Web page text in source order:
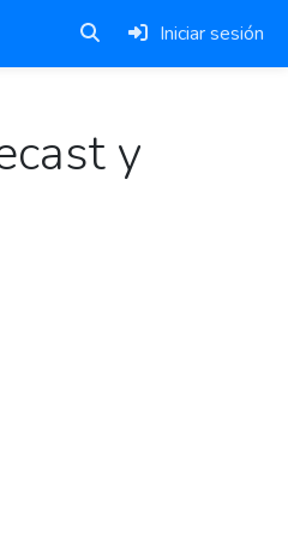
Iniciar sesión
y